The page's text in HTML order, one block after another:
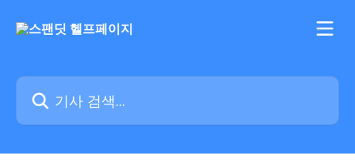
기사 검색...